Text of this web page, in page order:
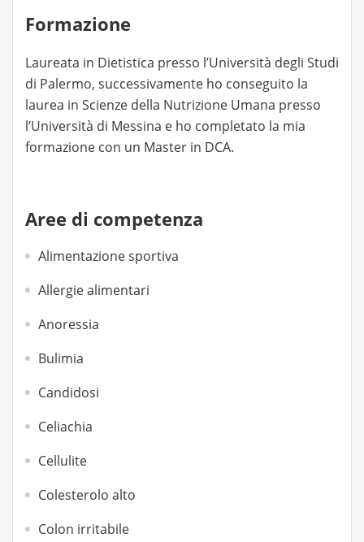
Formazione
Laureata in Dietistica presso l’Università degli Studi
di Palermo, successivamente ho conseguito la
laurea in Scienze della Nutrizione Umana presso
l’Università di Messina e ho completato la mia
formazione con un Master in DCA.
Aree di competenza
Alimentazione sportiva
Allergie alimentari
Anoressia
Bulimia
Candidosi
Celiachia
Cellulite
Colesterolo alto
Colon irritabile